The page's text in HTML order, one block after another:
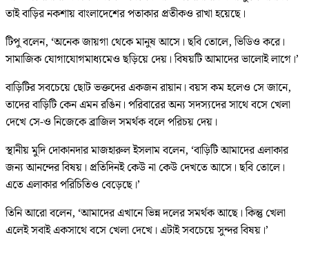
তাই বাড়ির নকশায় বাংলাদেশের পতাকার প্রতীকও রাখা হয়েছে।
টিপু বলেন, ‘অনেক জায়গা থেকে মানুষ আসে। ছবি তোলে, ভিডিও করে।
সামাজিক যোগাযোগমাধ্যমেও ছড়িয়ে দেয়। বিষয়টি আমাদের ভালোই লাগে।’
বাড়িটির সবচেয়ে ছোট ভক্তদের একজন রায়ান। বয়স কম হলেও সে জানে,
তাদের বাড়িটি কেন এমন রঙিন। পরিবারের অন্য সদস্যদের সাথে বসে খেলা
দেখে সে-ও নিজেকে ব্রাজিল সমর্থক বলে পরিচয় দেয়।
স্থানীয় মুদি দোকানদার মাজহারুল ইসলাম বলেন, ‘বাড়িটি আমাদের এলাকার
জন্য আনন্দের বিষয়। প্রতিদিনই কেউ না কেউ দেখতে আসে। ছবি তোলে।
এতে এলাকার পরিচিতিও বেড়েছে।’
তিনি আরো বলেন, ‘আমাদের এখানে ভিন্ন দলের সমর্থক আছে। কিন্তু খেলা
এলেই সবাই একসাথে বসে খেলা দেখে। এটাই সবচেয়ে সুন্দর বিষয়।’